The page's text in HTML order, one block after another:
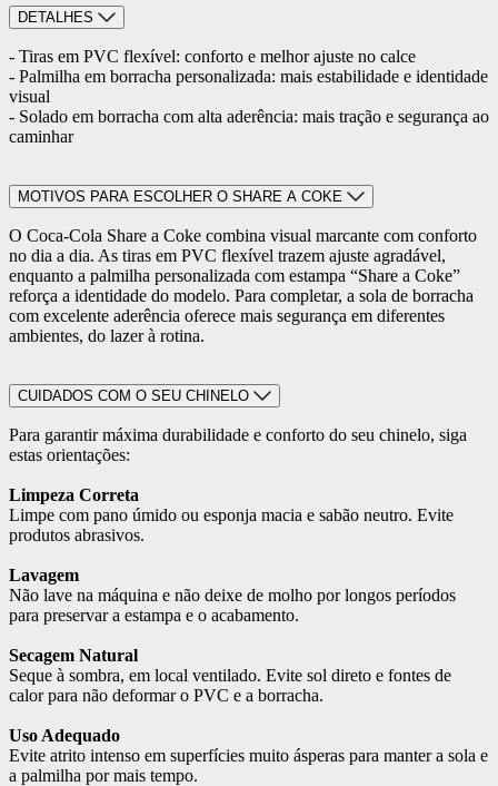
DETALHES
- Tiras em PVC flexível: conforto e melhor ajuste no calce
- Palmilha em borracha personalizada: mais estabilidade e identidade
visual
- Solado em borracha com alta aderência: mais tração e segurança ao
caminhar
MOTIVOS PARA ESCOLHER O SHARE A COKE
O Coca-Cola Share a Coke combina visual marcante com conforto
no dia a dia. As tiras em PVC flexível trazem ajuste agradável,
enquanto a palmilha personalizada com estampa “Share a Coke”
reforça a identidade do modelo. Para completar, a sola de borracha
com excelente aderência oferece mais segurança em diferentes
ambientes, do lazer à rotina.
CUIDADOS COM O SEU CHINELO
Para garantir máxima durabilidade e conforto do seu chinelo, siga
estas orientações:
Limpeza Correta
Limpe com pano úmido ou esponja macia e sabão neutro. Evite
produtos abrasivos.
Lavagem
Não lave na máquina e não deixe de molho por longos períodos
para preservar a estampa e o acabamento.
Secagem Natural
Seque à sombra, em local ventilado. Evite sol direto e fontes de
calor para não deformar o PVC e a borracha.
Uso Adequado
Evite atrito intenso em superfícies muito ásperas para manter a sola e
a palmilha por mais tempo.